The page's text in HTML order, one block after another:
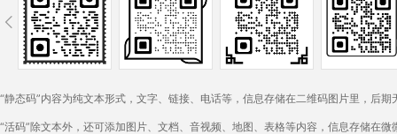

“静态码”内容为纯文本形式，文字、链接、电话等，信息存储在二维码图片里，后期
“活码”除文本外，还可添加图片、文档、音视频、地图、表格等内容，信息存储在